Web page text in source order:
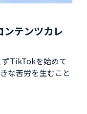
テンツカレ
TikTokを始めて
な苦労を生むこと